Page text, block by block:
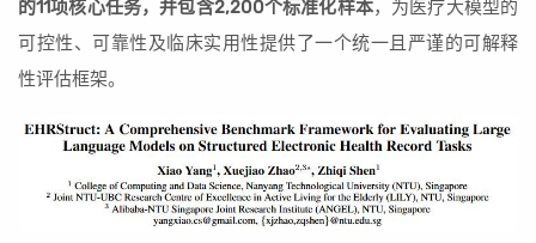
的11项核心任务，并包含2,200个标准化样本，为医疗大模型的
可控性、可靠性及临床实用性提供了一个统一且严谨的可解释
性评估框架。